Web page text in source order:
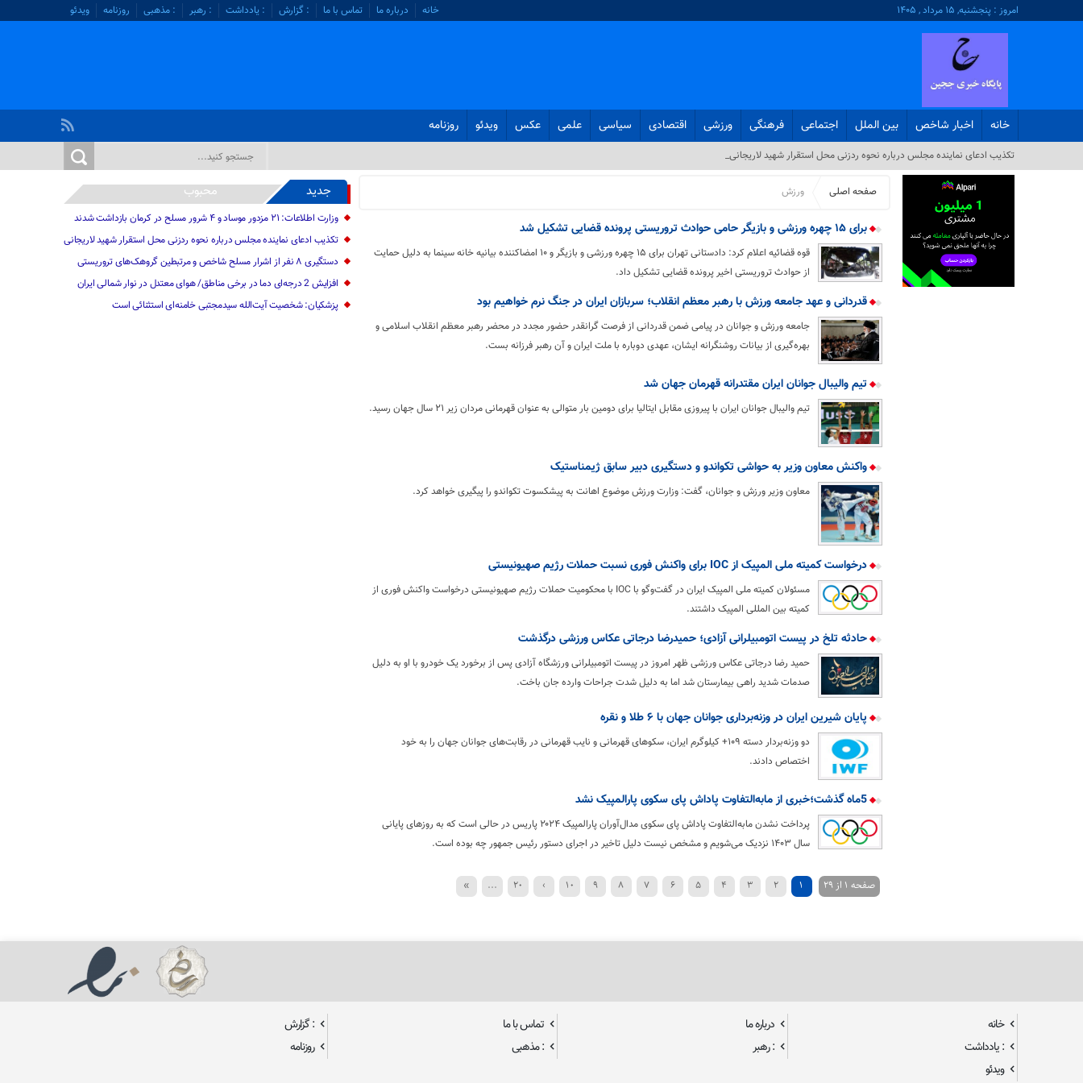
امروز : پنجشنبه, ۱۵ مرداد , ۱۴۰۵ خانه درباره ما تماس با ما : گزارش : یادداشت : رهبر : مذهبی روزنامه ویدئو
خانه اخبار شاخص بین الملل اجتماعی فرهنگی ورزشی اقتصادی سیاسی علمی عکس ویدئو روزنامه
تکذیب ادعای نماینده مجلس درباره نحوه ردزنی محل استقرار شهید لاریجانی_
صفحه اصلی ورزش
برای ۱۵ چهره ورزشی و بازیگر حامی حوادث تروریستی پرونده قضایی تشکیل شد
قوه قضائیه اعلام کرد: دادستانی تهران برای ۱۵ چهره ورزشی و بازیگر و ۱۰ امضاکننده بیانیه خانه سینما به دلیل حمایت
از حوادث تروریستی اخیر پرونده قضایی تشکیل داد.
قدردانی و عهد جامعه ورزش با رهبر معظم انقلاب؛ سربازان ایران در جنگ نرم خواهیم بود
جامعه ورزش و جوانان در پیامی ضمن قدردانی از فرصت گرانقدر حضور مجدد در محضر رهبر معظم انقلاب اسلامی و
بهره‌گیری از بیانات روشنگرانه ایشان، عهدی دوباره با ملت ایران و آن رهبر فرزانه بست.
تیم والیبال جوانان ایران مقتدرانه قهرمان جهان شد
تیم والیبال جوانان ایران با پیروزی مقابل ایتالیا برای دومین بار متوالی به عنوان قهرمانی مردان زیر ۲۱ سال جهان رسید.
واکنش معاون وزیر به حواشی تکواندو و دستگیری دبیر سابق ژیمناستیک
معاون وزیر ورزش و جوانان، گفت: وزارت ورزش موضوع اهانت به پیشکسوت تکواندو را پیگیری خواهد کرد.
درخواست کمیته ملی المپیک از IOC برای واکنش فوری نسبت حملات رژیم صهیونیستی
مسئولان کمیته ملی المپیک ایران در گفت‌وگو با IOC با محکومیت حملات رژیم صهیونیستی درخواست واکنش فوری از
کمیته بین المللی المپیک داشتند.
حادثه تلخ در پیست اتومبیلرانی آزادی؛ حمیدرضا درجاتی عکاس ورزشی درگذشت
حمید رضا درجاتی عکاس ورزشی ظهر امروز در پیست اتومبیلرانی ورزشگاه آزادی پس از برخورد یک خودرو با او به دلیل
صدمات شدید راهی بیمارستان شد اما به دلیل شدت جراحات وارده جان باخت.
پایان شیرین ایران در وزنه‌برداری جوانان جهان با ۶ طلا و نقره
دو وزنه‌بردار دسته ۱۰۹+ کیلوگرم ایران، سکوهای قهرمانی و نایب قهرمانی در رقابت‌های جوانان جهان را به خود
اختصاص دادند.
5ماه گذشت؛خبری از مابه‌التفاوت پاداش پای سکوی پارالمپیک نشد
پرداخت نشدن مابه‌التفاوت پاداش پای سکوی مدال‌آوران پارالمپیک ۲۰۲۴ پاریس در حالی است که به روزهای پایانی
سال ۱۴۰۳ نزدیک می‌شویم و مشخص نیست دلیل تاخیر در اجرای دستور رئیس جمهور چه بوده است.
صفحه 1 از 29 1
2
3
4
5
6
7
8
9
10
›
20
...
»
جدید محبوب
وزارت اطلاعات: ۲۱ مزدور موساد و ۴ شرور مسلح در کرمان بازداشت شدند
تکذیب ادعای نماینده مجلس درباره نحوه ردزنی محل استقرار شهید لاریجانی
دستگیری ۸ نفر از اشرار مسلح شاخص و مرتبطین گروهک‌های تروریستی
افزایش 2 درجه‌ای دما در برخی مناطق/ هوای معتدل در نوار شمالی ایران
پزشکیان: شخصیت آیت‌الله سیدمجتبی خامنه‌ای استثنائی است
خانه درباره ما تماس با ما
: گزارش
: یادداشت
: رهبر : مذهبی
روزنامه
ویدئو